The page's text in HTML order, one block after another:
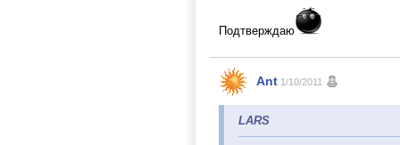
Подтверждаю
Ant 1/10/2011
LARS